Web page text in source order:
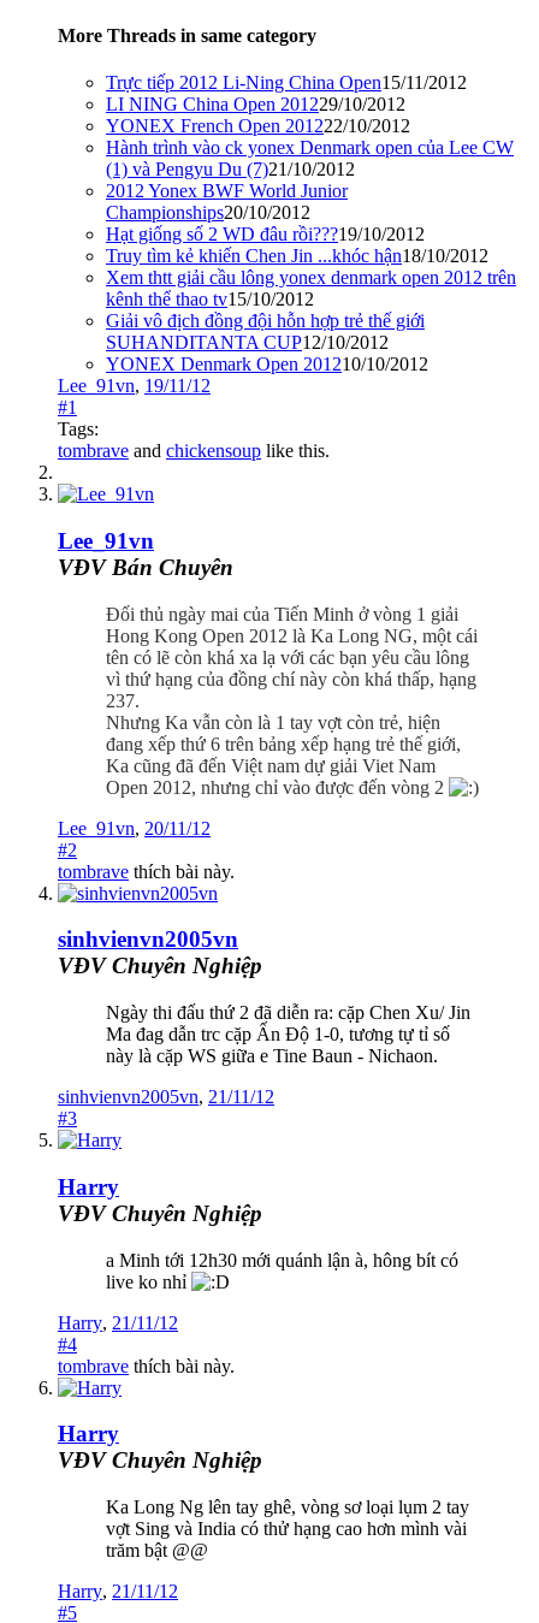
More Threads in same category
Trực tiếp 2012 Li-Ning China Open15/11/2012
LI NING China Open 201229/10/2012
YONEX French Open 201222/10/2012
Hành trình vào ck yonex Denmark open của Lee CW
(1) và Pengyu Du (7)21/10/2012
2012 Yonex BWF World Junior
Championships20/10/2012
Hạt giống số 2 WD đâu rồi???19/10/2012
Truy tìm kẻ khiến Chen Jin ...khóc hận18/10/2012
Xem thtt giải cầu lông yonex denmark open 2012 trên
kênh thể thao tv15/10/2012
Giải vô địch đồng đội hỗn hợp trẻ thế giới
SUHANDITANTA CUP12/10/2012
YONEX Denmark Open 201210/10/2012
Lee_91vn, 19/11/12
#1
Tags:
tombrave and chickensoup like this.
Lee_91vn
VĐV Bán Chuyên
Đối thủ ngày mai của Tiến Minh ở vòng 1 giải
Hong Kong Open 2012 là Ka Long NG, một cái
tên có lẽ còn khá xa lạ với các bạn yêu cầu lông
vì thứ hạng của đồng chí này còn khá thấp, hạng
237.
Nhưng Ka vẫn còn là 1 tay vợt còn trẻ, hiện
đang xếp thứ 6 trên bảng xếp hạng trẻ thế giới,
Ka cũng đã đến Việt nam dự giải Viet Nam
Open 2012, nhưng chỉ vào được đến vòng 2
Lee_91vn, 20/11/12
#2
tombrave thích bài này.
sinhvienvn2005vn
VĐV Chuyên Nghiệp
Ngày thi đấu thứ 2 đã diễn ra: cặp Chen Xu/ Jin
Ma đag dẫn trc cặp Ấn Độ 1-0, tương tự tỉ số
này là cặp WS giữa e Tine Baun - Nichaon.
sinhvienvn2005vn, 21/11/12
#3
Harry
VĐV Chuyên Nghiệp
a Minh tới 12h30 mới quánh lận à, hông bít có
live ko nhỉ
Harry, 21/11/12
#4
tombrave thích bài này.
Harry
VĐV Chuyên Nghiệp
Ka Long Ng lên tay ghê, vòng sơ loại lụm 2 tay
vợt Sing và India có thử hạng cao hơn mình vài
trăm bật @@
Harry, 21/11/12
#5